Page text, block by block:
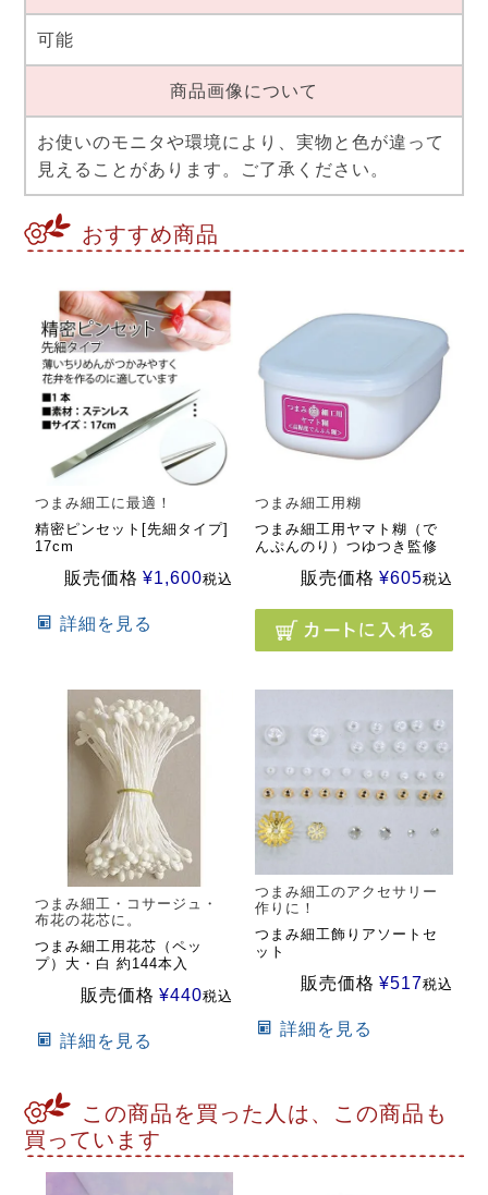
可能
商品画像について
お使いのモニタや環境により、実物と色が違って
見えることがあります。ご了承ください。
おすすめ商品
つまみ細工に最適！
精密ピンセット[先細タイプ]
17cm
販売価格 ¥1,600税込
詳細を見る
つまみ細工用糊
つまみ細工用ヤマト糊（で
んぷんのり）つゆつき監修
販売価格 ¥605税込
つまみ細工・コサージュ・
布花の花芯に。
つまみ細工用花芯（ペッ
プ）大・白 約144本入
販売価格 ¥440税込
詳細を見る
つまみ細工のアクセサリー
作りに！
つまみ細工飾りアソートセ
ット
販売価格 ¥517税込
詳細を見る
この商品を買った人は、この商品も
買っています